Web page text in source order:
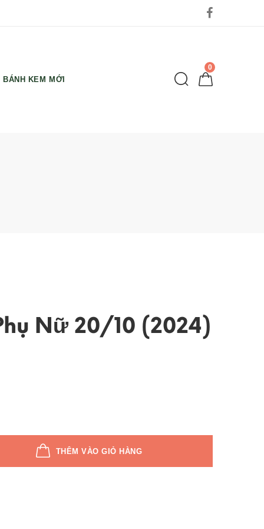
BÁNH KEM MỚI
0
Nữ 20/10 (2024)
THÊM VÀO GIỎ HÀNG